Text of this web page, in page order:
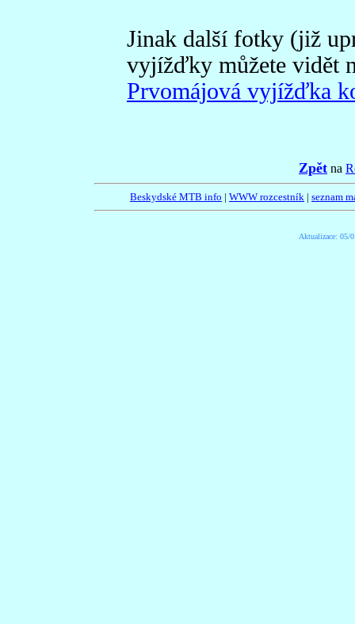
Jinak další fotky (již
vyjížďky můžete vidět
Prvomájová vyjížďka
Zpět na
Beskydské MTB info | WWW rozcestník | seznam
Aktualizace: 05/